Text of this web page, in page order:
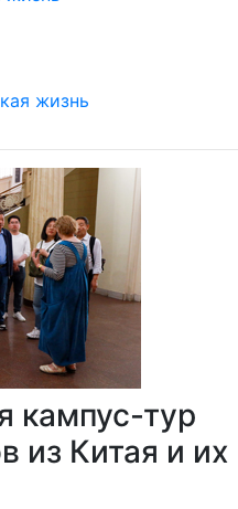
жизнь
кампус-тур
из Китая и их